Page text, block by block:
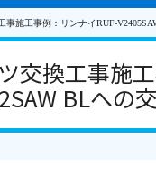
施工事例：リンナイRUF-
交換工事施
BLへの